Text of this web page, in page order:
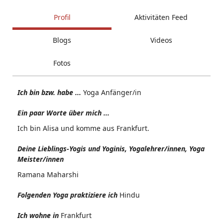
Profil Aktivitäten Feed
Blogs Videos
Fotos
Ich bin bzw. habe ... Yoga Anfänger/in
Ein paar Worte über mich ...
Ich bin Alisa und komme aus Frankfurt.
Deine Lieblings-Yogis und Yoginis, Yogalehrer/innen, Yoga
Meister/innen
Ramana Maharshi
Folgenden Yoga praktiziere ich Hindu
Ich wohne in Frankfurt